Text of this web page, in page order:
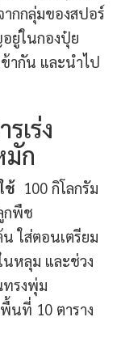
กกลุ่มของสปอร์
ยู่ในกองปุ๋ย
ากัน และนำไป
เร่ง
ก
ช้ 100 กิโลกรัม
กพืช
ใส่ตอนเตรียม
นหลุม และช่วง
ทรงพุ่ม
นที่ 10 ตาราง